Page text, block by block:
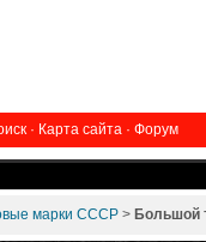
· Карта сайта · Форум
марки СССР > Большой